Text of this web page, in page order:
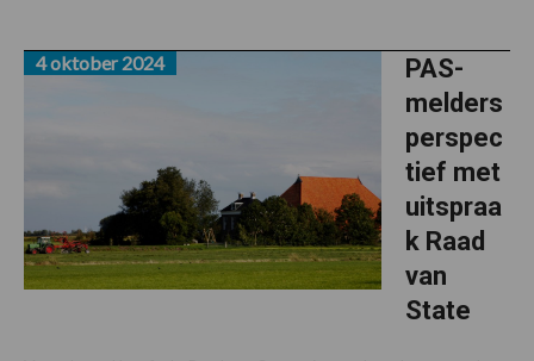
PAS-
melders
perspec
tief met
uitspraa
k Raad
van
State
4 oktober 2024